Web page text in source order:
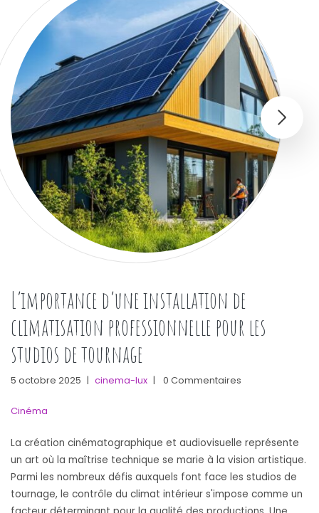
L’importance d’une installation de
climatisation professionnelle pour les
studios de tournage
5 octobre 2025 | cinema-lux | 0 Commentaires
Cinéma
La création cinématographique et audiovisuelle représente
un art où la maîtrise technique se marie à la vision artistique.
Parmi les nombreux défis auxquels font face les studios de
tournage, le contrôle du climat intérieur s'impose comme un